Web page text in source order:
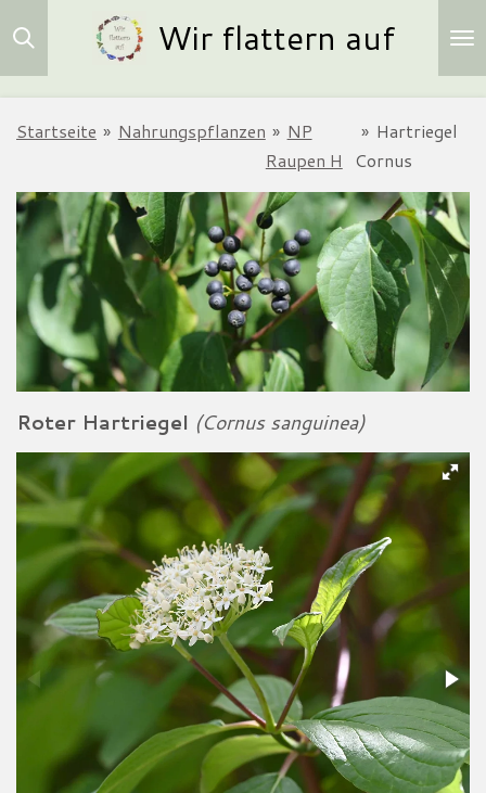
Zum
Hauptinhalt
Wir flattern auf
Startseite » Nahrungspflanzen » NP
Raupen H
» Hartriegel
Cornus
Roter Hartriegel (Cornus sanguinea)